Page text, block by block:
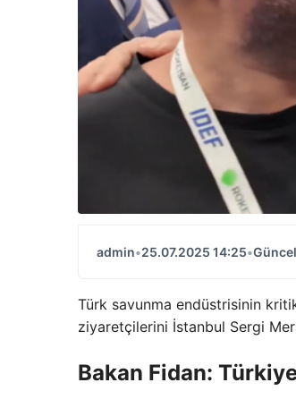
admin•25.07.2025 14:25•
Türk savunma endüstrisinin
ziyaretçilerini İstanbul Sergi
Bakan Fidan: